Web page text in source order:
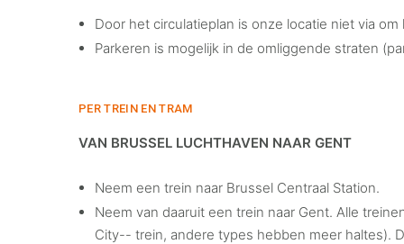
Door het circulatieplan is onze locatie niet via
Parkeren is mogelijk in de omliggende straten
PER TREIN EN TRAM
VAN BRUSSEL LUCHTHAVEN NAAR GENT
Neem een trein naar Brussel Centraal Station.
Neem van daaruit een trein naar Gent. Alle
City-- trein, andere types hebben meer haltes).